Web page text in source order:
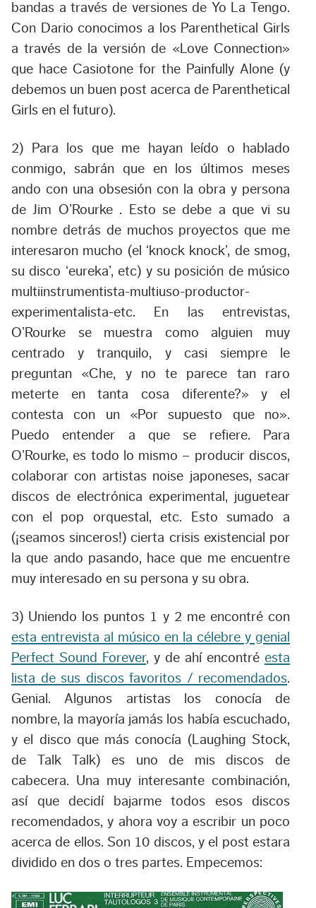
bandas a través de versiones de Yo La Tengo.
Con Dario conocimos a los Parenthetical Girls
a través de la versión de «Love Connection»
que hace Casiotone for the Painfully Alone (y
debemos un buen post acerca de Parenthetical
Girls en el futuro).
2) Para los que me hayan leído o hablado
conmigo, sabrán que en los últimos meses
ando con una obsesión con la obra y persona
de Jim O’Rourke . Esto se debe a que vi su
nombre detrás de muchos proyectos que me
interesaron mucho (el ‘knock knock’, de smog,
su disco ‘eureka’, etc) y su posición de músico
multiinstrumentista-multiuso-productor-
experimentalista-etc. En las entrevistas,
O’Rourke se muestra como alguien muy
centrado y tranquilo, y casi siempre le
preguntan «Che, y no te parece tan raro
meterte en tanta cosa diferente?» y el
contesta con un «Por supuesto que no».
Puedo entender a que se refiere. Para
O’Rourke, es todo lo mismo – producir discos,
colaborar con artistas noise japoneses, sacar
discos de electrónica experimental, juguetear
con el pop orquestal, etc. Esto sumado a
(¡seamos sinceros!) cierta crisis existencial por
la que ando pasando, hace que me encuentre
muy interesado en su persona y su obra.
3) Uniendo los puntos 1 y 2 me encontré con
esta entrevista al músico en la célebre y genial
Perfect Sound Forever, y de ahí encontré esta
lista de sus discos favoritos / recomendados.
Genial. Algunos artistas los conocía de
nombre, la mayoría jamás los había escuchado,
y el disco que más conocía (Laughing Stock,
de Talk Talk) es uno de mis discos de
cabecera. Una muy interesante combinación,
así que decidí bajarme todos esos discos
recomendados, y ahora voy a escribir un poco
acerca de ellos. Son 10 discos, y el post estara
dividido en dos o tres partes. Empecemos: